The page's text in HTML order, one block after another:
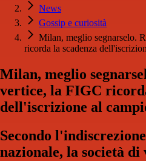
News
Gossip e curiosità
Milan, meglio segnarselo.
ricorda la scadenza
Milan, meglio
vertice, la FIGC
dell'iscrizione al
Secondo
nazionale, la società di